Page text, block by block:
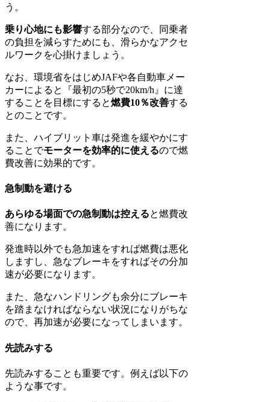
う。
乗り心地にも影響する部分なので、同乗者
の負担を減らすためにも、滑らかなアクセ
ルワークを心掛けましょう。
なお、環境省をはじめJAFや各自動車メー
カーによると『最初の5秒で20km/h』に達
することを目標にすると燃費10％改善する
とのことです。
また、ハイブリット車は発進を緩やかにす
ることでモーターを効率的に使えるので燃
費改善に効果的です。
急制動を避ける
あらゆる場面での急制動は控えると燃費改
善になります。
発進時以外でも急加速をすれば燃費は悪化
しますし、急なブレーキをすればその分加
速が必要になります。
また、急なハンドリングも余分にブレーキ
を踏まなければならない状況になりがちな
ので、再加速が必要になってしまいます。
先読みする
先読みすることも重要です。例えば以下の
ような事です。